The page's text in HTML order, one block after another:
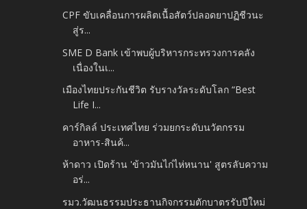
CPF ขับเคลื่อนการผลิตเนื้อสัตว์ปลอดยาปฏิชีวนะ
สู่ร...
SME D Bank เข้าพบผู้บริหารกระทรวงการคลัง
เนื่องในเ...
เมืองไทยประกันชีวิต รับรางวัลระดับโลก “Best
Life I...
คาร์กิลล์ ประเทศไทย ร่วมยกระดับนวัตกรรม
อาหาร-สินค้...
ห้าดาว เปิดร้าน 'ข้าวมันไก่ไห่หนาน' สูตรลับความ
อร่...
รมว.วัฒนธรรมประธานกิจกรรมตักบาตรรับปีใหม่